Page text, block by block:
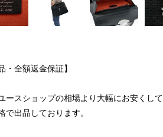
・全額返金保証】
ースショップの相場より大幅にお安くして
で出品しております。